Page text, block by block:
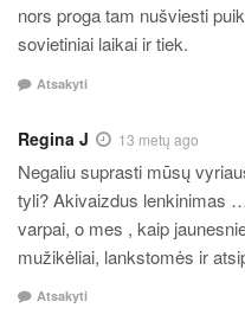
nors proga tam nušviesti
sovietiniai laikai ir tiek.
Atsakyti
Regina J 13 metų ago
Negaliu suprasti mūsų
tyli? Akivaizdus lenkinimas
varpai, o mes , kaip
mužikėliai, lankstomės ir
Atsakyti